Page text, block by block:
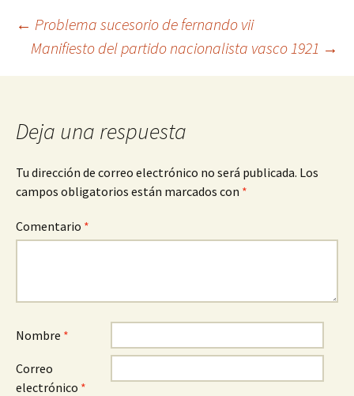
Navegación
de
entradas
← Problema sucesorio de fernando vii
Manifiesto del partido nacionalista vasco 1921 →
Deja una respuesta
Tu dirección de correo electrónico no será publicada. Los
campos obligatorios están marcados con *
Comentario *
Nombre *
Correo
electrónico *